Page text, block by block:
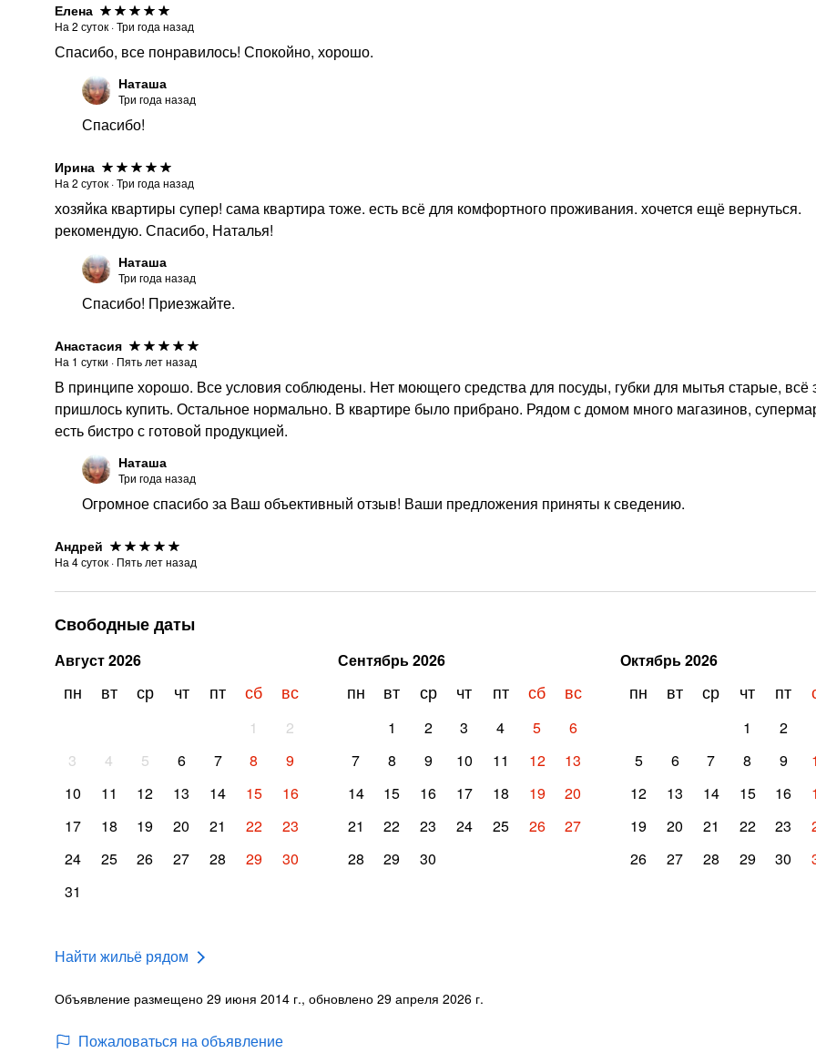
Свободные даты
Август2026
пн вт ср чт пт сб вс
1
2
3
4 5 6 7 8
9
10
11 12 13 14 15
16
17
18 19 20 21 22
23
24
25 26 27 28 29
30
31
Сентябрь2026
пн вт ср чт пт сб вс
1 2 3 4 5
6
7
8 9 10 11 12
13
14
15 16 17 18 19
20
21
22 23 24 25 26
27
28
29 30
Октябрь2026
пн вт ср чт пт
1 2
5
6 7 8 9
12
13 14 15 16
19
20 21 22 23
26
27 28 29 30
Елена
На 2 суток ·Три года назад
Спасибо, все понравилось! Спокойно, хорошо.
Наташа
Три года назад
Спасибо!
Ирина
На 2 суток ·Три года назад
хозяйка квартиры супер! сама квартира тоже. есть всё для комфортного проживания. хочется ещё вернуться.
рекомендую. Спасибо, Наталья!
Наташа
Три года назад
Спасибо! Приезжайте.
Анастасия
На 1 сутки · Пять лет назад
В принципе хорошо. Все условия соблюдены. Нет моющего средства для посуды, губки для мытья старые, всё
пришлось купить. Остальное нормально. В квартире было прибрано. Рядом с домом много магазинов,
есть бистро с готовой продукцией.
Наташа
Три года назад
Огромное спасибо за Ваш объективный отзыв! Ваши предложения приняты к сведению.
Андрей
На 4суток · Пять лет назад
Найти жильё рядом
Объявление размещено 29 июня 2014 г., обновлено 29 апреля 2026 г.
Пожаловаться на объявление